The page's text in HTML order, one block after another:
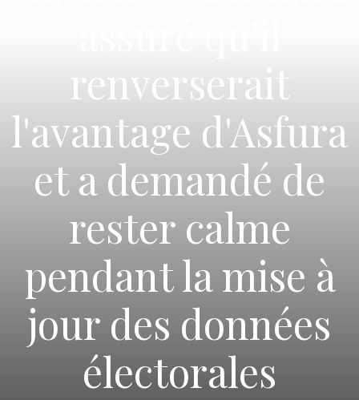
renverserait
l'avantage d'Asfura
et a demandé de
rester calme
pendant la mise à
jour des données
électorales